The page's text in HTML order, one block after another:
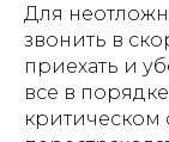
Для
звонить в
приехать и
все в
критическом